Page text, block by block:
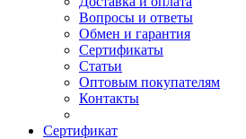
Вопросы и ответы
Обмен и гарантия
Сертификаты
Статьи
Оптовым покупателям
Контакты
Сертификат